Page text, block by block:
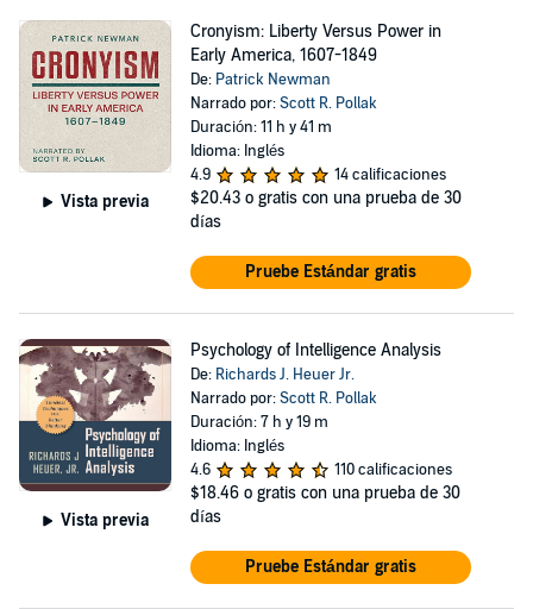
Vista previa
Cronyism: Liberty Versus Power in
Early America, 1607-1849
De: Patrick Newman
Narrado por:Scott R. Pollak
Duración: 11 h y 41 m
Idioma: Inglés
4.9
14 calificaciones
$20.43 o gratis con una prueba de 30
días
Pruebe Estándar gratis
Vista previa
Psychology of Intelligence Analysis
De: Richards J. Heuer Jr.
Narrado por:Scott R. Pollak
Duración: 7 h y 19 m
Idioma: Inglés
4.6
110 calificaciones
$18.46 o gratis con una prueba de 30
días
Pruebe Estándar gratis